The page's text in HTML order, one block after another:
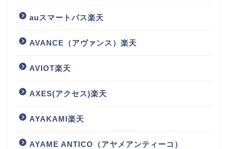
auスマートパス楽天
AVANCE（アヴァンス）楽天
AVIOT楽天
AXES(アクセス)楽天
AYAKAMI楽天
AYAME ANTICO（アヤメアンティーコ）